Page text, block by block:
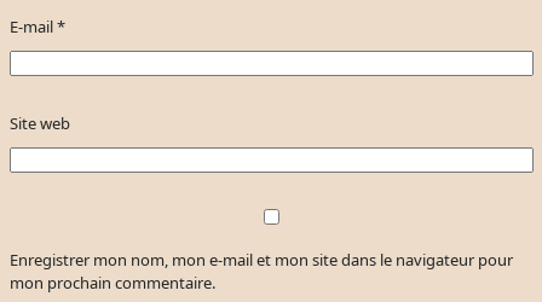
E-mail*
Site web
Enregistrer mon nom, mon e-mail et mon site dans le navigateur pour
mon prochain commentaire.